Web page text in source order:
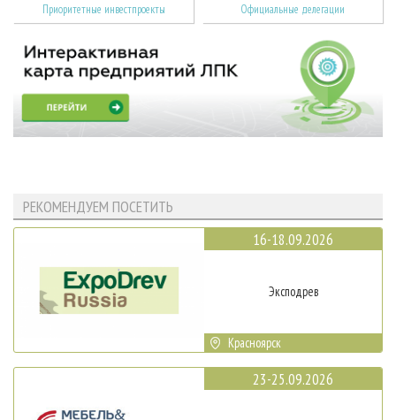
Приоритетные инвестпроекты Официальные делегации
РЕКОМЕНДУЕМ ПОСЕТИТЬ
16-18.09.2026
Эксподрев
Красноярск
23-25.09.2026